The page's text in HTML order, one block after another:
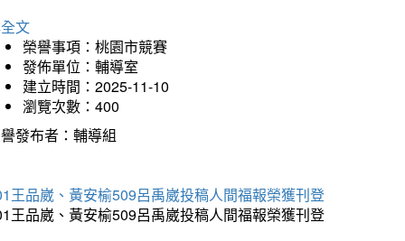
文
榮譽事項：桃園市競賽
發佈單位：輔導室
建立時間：2025-11-10
瀏覽次數：400
發布者：輔導組
王品崴、黃安榆509呂禹崴投稿人間福報榮獲刊登
王品崴、黃安榆509呂禹崴投稿人間福報榮獲刊登